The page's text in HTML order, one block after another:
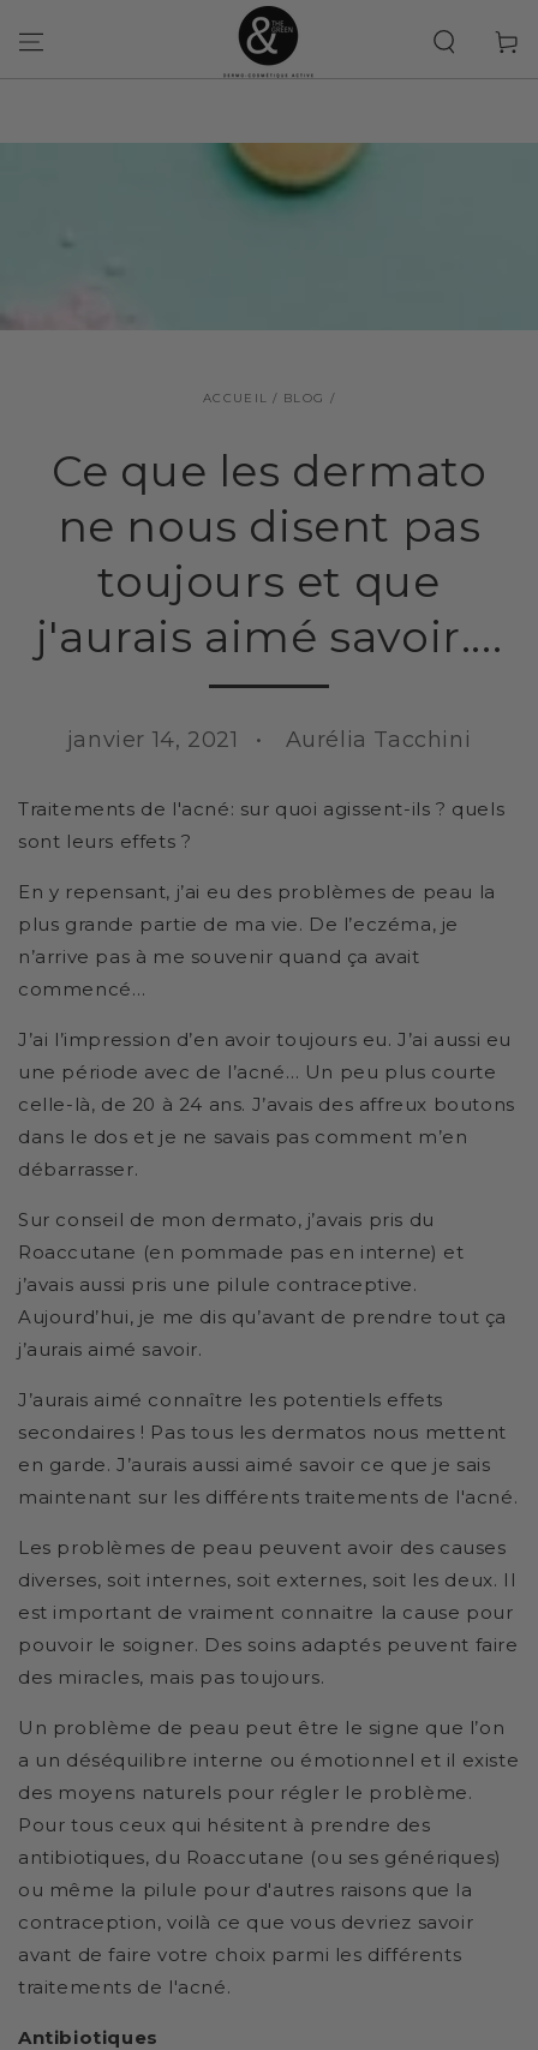
CONTENU
Panier
ACCUEIL / BLOG /
Ce que les dermato
ne nous disent pas
toujours et que
j'aurais aimé savoir....
janvier 14, 2021 Aurélia Tacchini
Traitements de l'acné: sur quoi agissent-ils ? quels
sont leurs effets ?
En y repensant, j’ai eu des problèmes de peau la
plus grande partie de ma vie. De l’eczéma, je
n’arrive pas à me souvenir quand ça avait
commencé…
J’ai l’impression d’en avoir toujours eu. J’ai aussi eu
une période avec de l’acné… Un peu plus courte
celle-là, de 20 à 24 ans. J’avais des affreux boutons
dans le dos et je ne savais pas comment m’en
débarrasser.
Sur conseil de mon dermato, j’avais pris du
Roaccutane (en pommade pas en interne) et
j’avais aussi pris une pilule contraceptive.
Aujourd’hui, je me dis qu’avant de prendre tout ça
j’aurais aimé savoir.
J’aurais aimé connaître les potentiels effets
secondaires ! Pas tous les dermatos nous mettent
en garde. J’aurais aussi aimé savoir ce que je sais
maintenant sur les différents traitements de l'acné.
Les problèmes de peau peuvent avoir des causes
diverses, soit internes, soit externes, soit les deux. Il
est important de vraiment connaitre la cause pour
pouvoir le soigner. Des soins adaptés peuvent faire
des miracles, mais pas toujours.
Un problème de peau peut être le signe que l’on
a un déséquilibre interne ou émotionnel et il existe
des moyens naturels pour régler le problème.
Pour tous ceux qui hésitent à prendre des
antibiotiques, du Roaccutane (ou ses génériques)
ou même la pilule pour d'autres raisons que la
contraception, voilà ce que vous devriez savoir
avant de faire votre choix parmi les différents
traitements de l'acné.
Antibiotiques